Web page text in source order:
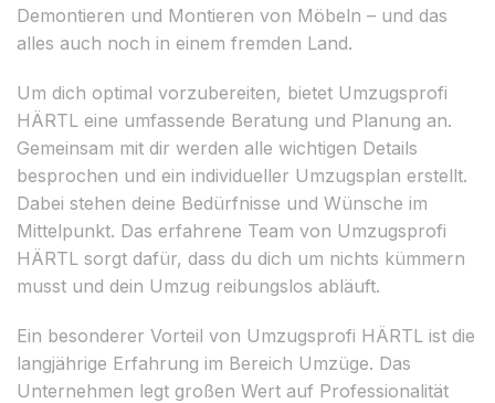
Demontieren und Montieren von Möbeln – und das
alles auch noch in einem fremden Land.
Um dich optimal vorzubereiten, bietet Umzugsprofi
HÄRTL eine umfassende Beratung und Planung an.
Gemeinsam mit dir werden alle wichtigen Details
besprochen und ein individueller Umzugsplan erstellt.
Dabei stehen deine Bedürfnisse und Wünsche im
Mittelpunkt. Das erfahrene Team von Umzugsprofi
HÄRTL sorgt dafür, dass du dich um nichts kümmern
musst und dein Umzug reibungslos abläuft.
Ein besonderer Vorteil von Umzugsprofi HÄRTL ist die
langjährige Erfahrung im Bereich Umzüge. Das
Unternehmen legt großen Wert auf Professionalität